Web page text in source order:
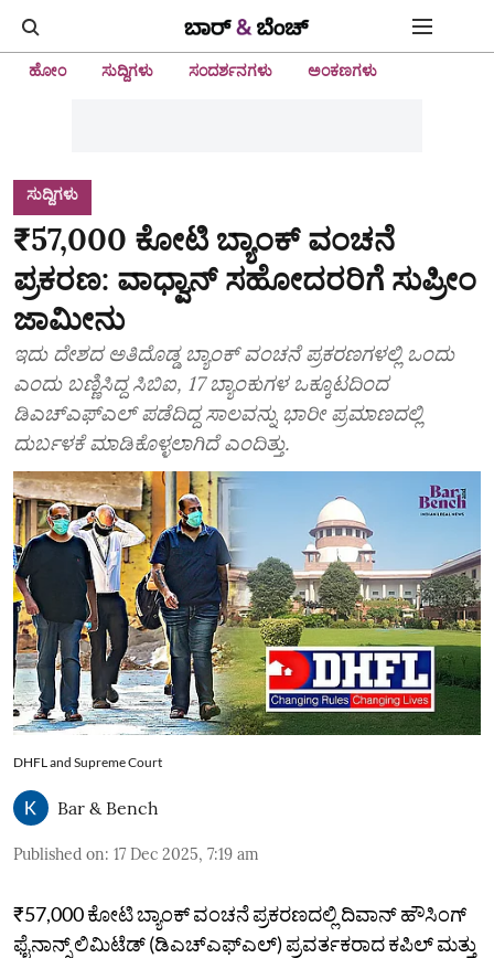
ಹೋಂ ಸುದ್ದಿಗಳು ಸಂದರ್ಶನಗಳು ಅಂಕಣಗಳು
ಸುದ್ದಿಗಳು
₹57,000 ಕೋಟಿ ಬ್ಯಾಂಕ್ ವಂಚನೆ
ಪ್ರಕರಣ: ವಾಧ್ವಾನ್ ಸಹೋದರರಿಗೆ ಸುಪ್ರೀಂ
ಜಾಮೀನು
ಇದು ದೇಶದ ಅತಿದೊಡ್ಡ ಬ್ಯಾಂಕ್ ವಂಚನೆ ಪ್ರಕರಣಗಳಲ್ಲಿ ಒಂದು
ಎಂದು ಬಣ್ಣಿಸಿದ್ದ ಸಿಬಿಐ, 17 ಬ್ಯಾಂಕುಗಳ ಒಕ್ಕೂಟದಿಂದ
ಡಿಎಚ್ಎಫ್ಎಲ್ ಪಡೆದಿದ್ದ ಸಾಲವನ್ನು ಭಾರೀ ಪ್ರಮಾಣದಲ್ಲಿ
ದುರ್ಬಳಕೆ ಮಾಡಿಕೊಳ್ಳಲಾಗಿದೆ ಎಂದಿತ್ತು.
DHFL and Supreme Court
Bar & Bench
Published on: 17 Dec 2025, 7:19 am
₹57,000 ಕೋಟಿ ಬ್ಯಾಂಕ್ ವಂಚನೆ ಪ್ರಕರಣದಲ್ಲಿ ದಿವಾನ್ ಹೌಸಿಂಗ್
ಫೈನಾನ್ಸ್ ಲಿಮಿಟೆಡ್ (ಡಿಎಚ್‌ಎಫ್‌ಎಲ್‌) ಪ್ರವರ್ತಕರಾದ ಕಪಿಲ್ ಮತ್ತು